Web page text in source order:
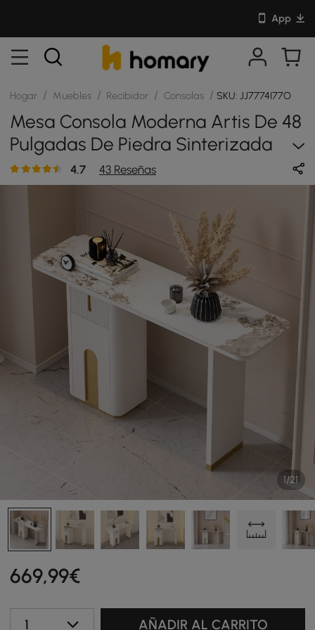
App
Hogar / Muebles / Recibidor / Consolas / SKU: JJ7774I77O
Mesa Consola Moderna Artis De 48
Pulgadas De Piedra Sinterizada
Con Almacenamiento Para Entrada
4.7 43 Reseñas
1/21
669,99€
1 AÑADIR AL CARRITO